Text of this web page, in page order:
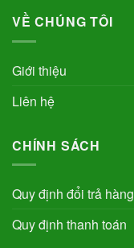
VỀ CHÚNG TÔI
Giới thiệu
Liên hệ
CHÍNH SÁCH
Quy định đổi trả hàng
Quy định thanh toán